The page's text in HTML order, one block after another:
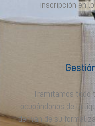
inscripción en
Tramitamos todo
ocupándonos de la
derivan de su